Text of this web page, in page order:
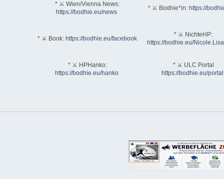
* ⚔ Wien/Vienna News:
https://bodhie.eu/news
* ⚔ Bodhie*in: https://
* ⚔ Book: https://bodhie.eu/facebook
* ⚔ NichteHP:
https://bodhie.eu/
* ⚔ HPHanko:
https://bodhie.eu/hanko
* ⚔ ULC Portal
https://bodhie.eu/portal